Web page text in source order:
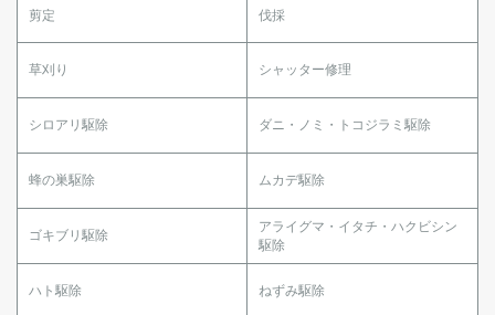
剪定 伐採
草刈り シャッター修理
シロアリ駆除 ダニ・ノミ・トコジラミ駆除
蜂の巣駆除 ムカデ駆除
ゴキブリ駆除
アライグマ・イタチ・ハクビシン
駆除
ハト駆除 ねずみ駆除